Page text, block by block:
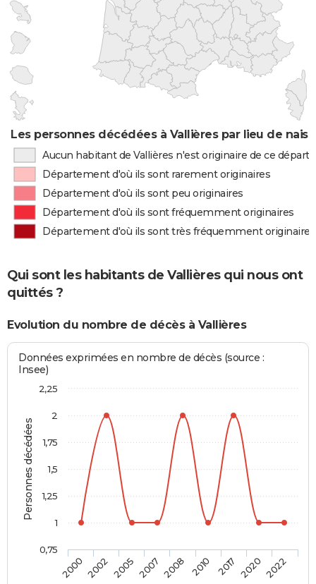
Les personnes décédées à Vallières par lieu de
Aucun habitant de Vallières n'est originaire de ce
Département d'où ils sont rarement originaires
Département d'où ils sont peu originaires
Département d'où ils sont fréquemment originaires
Département d'où ils sont très fréquemment originaires
Qui sont les habitants de Vallières qui nous ont
quittés ?
Evolution du nombre de décès à Vallières
Personnes décédées
Données exprimées en nombre de décès (source :
Insee)
2000 2002 2005 2007 2008 2010 2017 2020 2022
0,75
1
1,25
1,5
1,75
2
2,25